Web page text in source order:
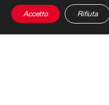
Le nostre
Accetto Rifiuta